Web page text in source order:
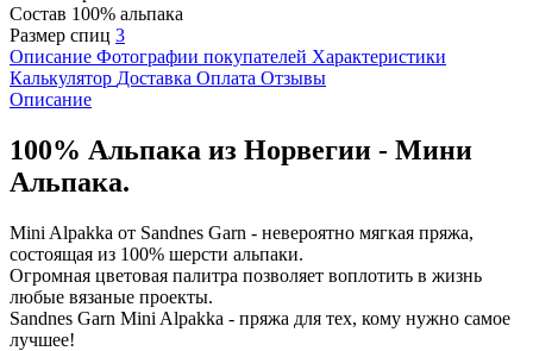
Состав 100% альпака
Размер спиц 3
Описание Фотографии покупателей Характеристики
Калькулятор Доставка Оплата Отзывы
Описание
100% Альпака из Норвегии - Мини
Альпака.
Mini Alpakka от Sandnes Garn - невероятно мягкая пряжа,
состоящая из 100% шерсти альпаки.
Огромная цветовая палитра позволяет воплотить в жизнь
любые вязаные проекты.
Sandnes Garn Mini Alpakka - пряжа для тех, кому нужно самое
лучшее!